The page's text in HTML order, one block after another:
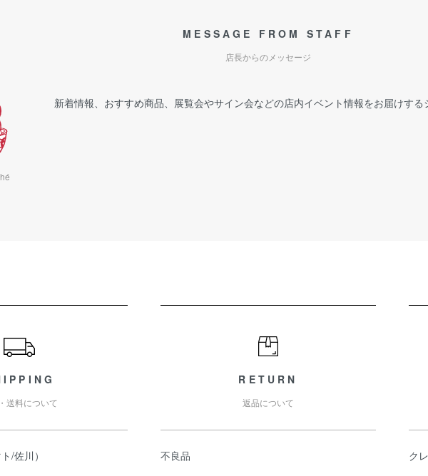
MESSAGE FROM STAFF
店長からのメッセージ
新着情報、おすすめ商品、展覧会やサイン会などの店内イベント情報をお届けする
送料について
/佐川）
RETURN
返品について
不良品
ク